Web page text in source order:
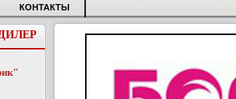
КОНТАКТЫ